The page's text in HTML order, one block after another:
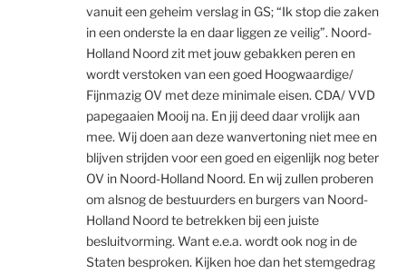
vanuit een geheim verslag in GS; “Ik stop die zaken
in een onderste la en daar liggen ze veilig”. Noord-
Holland Noord zit met jouw gebakken peren en
wordt verstoken van een goed Hoogwaardige/
Fijnmazig OV met deze minimale eisen. CDA/ VVD
papegaaien Mooij na. En jij deed daar vrolijk aan
mee. Wij doen aan deze wanvertoning niet mee en
blijven strijden voor een goed en eigenlijk nog beter
OV in Noord-Holland Noord. En wij zullen proberen
om alsnog de bestuurders en burgers van Noord-
Holland Noord te betrekken bij een juiste
besluitvorming. Want e.e.a. wordt ook nog in de
Staten besproken. Kijken hoe dan het stemgedrag